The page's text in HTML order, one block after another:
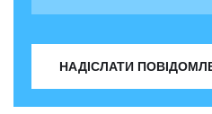
НАДІСЛАТИ